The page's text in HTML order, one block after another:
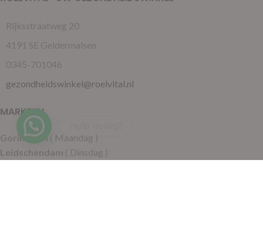
Rijksstraatweg 20
4191 SE Geldermalsen
0345-701046
gezondheidswinkel@roelvital.nl
MARKTEN
Gorinchem( Maandag )
Leidschendam ( Dinsdag )